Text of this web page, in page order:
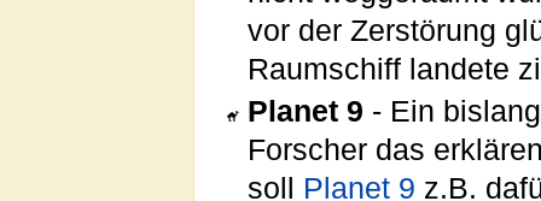
vor der Zerstörung
Raumschiff landete
Planet 9 - Ein
Forscher das
soll Planet 9 z.B.